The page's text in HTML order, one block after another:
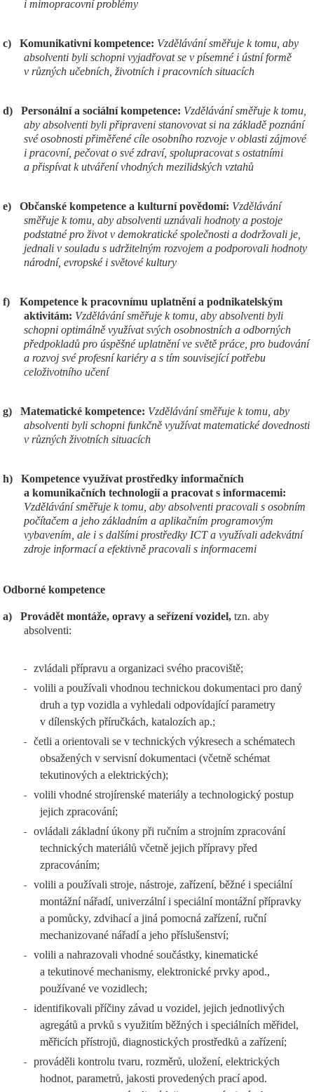
i mimopracovní problémy
c) Komunikativní kompetence: Vzdělávání směřuje k tomu, aby
absolventi byli schopni vyjadřovat se v písemné i ústní formě
v různých učebních, životních i pracovních situacích
d) Personální a sociální kompetence: Vzdělávání směřuje k tomu,
aby absolventi byli připraveni stanovovat si na základě poznání
své osobnosti přiměřené cíle osobního rozvoje v oblasti zájmové
i pracovní, pečovat o své zdraví, spolupracovat s ostatními
a přispívat k utváření vhodných mezilidských vztahů
e) Občanské kompetence a kulturní povědomí: Vzdělávání
směřuje k tomu, aby absolventi uznávali hodnoty a postoje
podstatné pro život v demokratické společnosti a dodržovali je,
jednali v souladu s udržitelným rozvojem a podporovali hodnoty
národní, evropské i světové kultury
f)
Kompetence k pracovnímu uplatnění a podnikatelským
aktivitám: Vzdělávání směřuje k tomu, aby absolventi byli
schopni optimálně využívat svých osobnostních a odborných
předpokladů pro úspěšné uplatnění ve světě práce, pro budování
a rozvoj své profesní kariéry a s tím související potřebu
celoživotního učení
g) Matematické kompetence: Vzdělávání směřuje k tomu, aby
absolventi byli schopni funkčně využívat matematické dovednosti
v různých životních situacích
h)
Kompetence využívat prostředky informačních
a komunikačních technologií a pracovat s informacemi:
Vzdělávání směřuje k tomu, aby absolventi pracovali s osobním
počítačem a jeho základním a aplikačním programovým
vybavením, ale i s dalšími prostředky ICT a využívali adekvátní
zdroje informací a efektivně pracovali s informacemi
Odborné kompetence
a) Provádět montáže, opravy a seřízení vozidel, tzn. aby
absolventi:
- zvládali přípravu a organizaci svého pracoviště;
-
volili a používali vhodnou technickou dokumentaci pro daný
druh a typ vozidla a vyhledali odpovídající parametry
v dílenských příručkách, katalozích ap.;
-
četli a orientovali se v technických výkresech a schématech
obsažených v servisní dokumentaci (včetně schémat
tekutinových a elektrických);
-
volili vhodné strojírenské materiály a technologický postup
jejich zpracování;
-
ovládali základní úkony při ručním a strojním zpracování
technických materiálů včetně jejich přípravy před
zpracováním;
-
volili a používali stroje, nástroje, zařízení, běžné i speciální
montážní nářadí, univerzální i speciální montážní přípravky
a pomůcky, zdvihací a jiná pomocná zařízení, ruční
mechanizované nářadí a jeho příslušenství;
-
volili a nahrazovali vhodné součástky, kinematické
a tekutinové mechanismy, elektronické prvky apod.,
používané ve vozidlech;
-
identifikovali příčiny závad u vozidel, jejich jednotlivých
agregátů a prvků s využitím běžných i speciálních měřidel,
měřicích přístrojů, diagnostických prostředků a zařízení;
-
prováděli kontrolu tvaru, rozměrů, uložení, elektrických
hodnot, parametrů, jakosti provedených prací apod.